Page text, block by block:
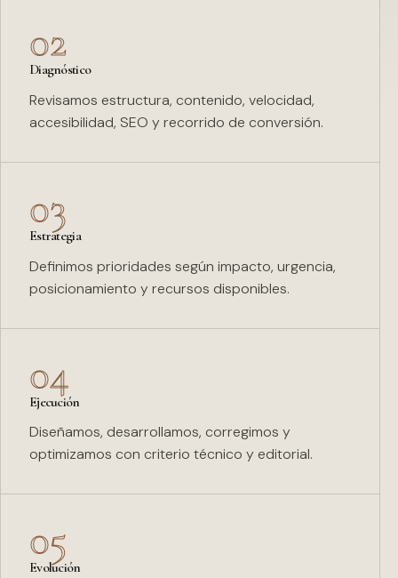
02
Diagnóstico
Revisamos estructura, contenido, velocidad,
accesibilidad, SEO y recorrido de conversión.
03
Estrategia
Definimos prioridades según impacto, urgencia,
posicionamiento y recursos disponibles.
04
Ejecución
Diseñamos, desarrollamos, corregimos y
optimizamos con criterio técnico y editorial.
05
Evolución